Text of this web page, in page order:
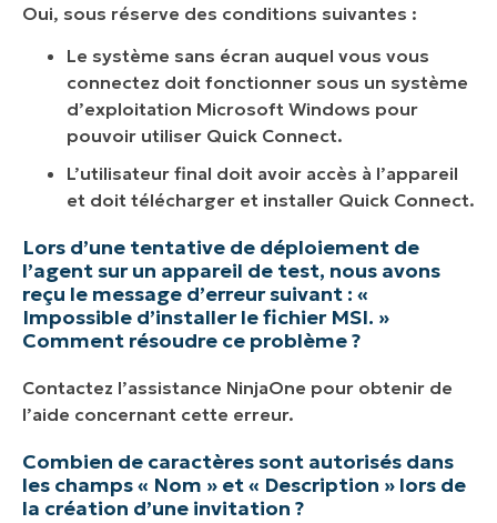
Oui, sous réserve des conditions suivantes :
Le système sans écran auquel vous vous
connectez doit fonctionner sous un système
d’exploitation Microsoft Windows pour
pouvoir utiliser Quick Connect.
L’utilisateur final doit avoir accès à l’appareil
et doit télécharger et installer Quick Connect.
Lors d’une tentative de déploiement de
l’agent sur un appareil de test, nous avons
reçu le message d’erreur suivant : «
Impossible d’installer le fichier MSI. »
Comment résoudre ce problème ?
Contactez l’assistance NinjaOne pour obtenir de
l’aide concernant cette erreur.
Combien de caractères sont autorisés dans
les champs « Nom » et « Description » lors de
la création d’une invitation ?